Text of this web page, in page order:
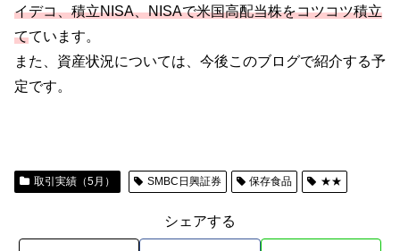
イデコ、積立NISA、NISAで米国高配当株をコツコツ積立
てています。
また、資産状況については、今後このブログで紹介する予
定です。
取引実績（5月） SMBC日興証券 保存食品 ★★
シェアする